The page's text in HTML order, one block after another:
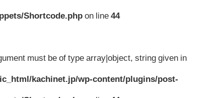
Shortcode.php on line44
must be of type array|object, string given in
kachinet.jp/wp-content/plugins/post-